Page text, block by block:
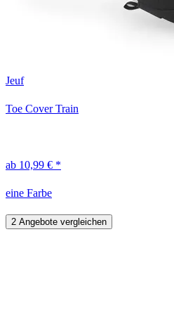
Jeuf
Toe Cover Train
ab 10,99 € *
eine Farbe
2 Angebote vergleichen